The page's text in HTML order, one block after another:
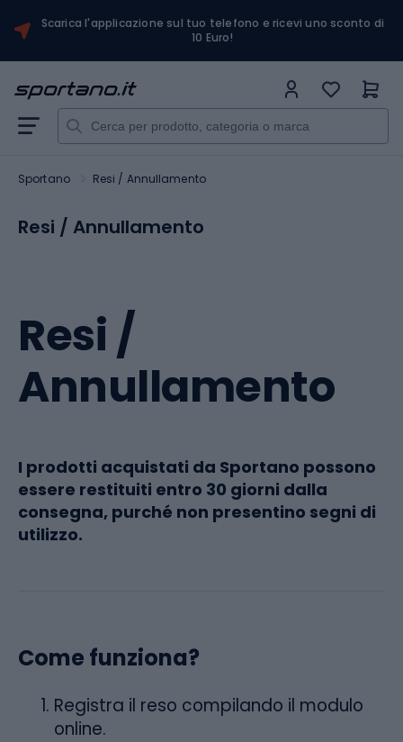
Scarica l'applicazione sul tuo telefono e ricevi uno sconto di
10 Euro!
Sportano Resi / Annullamento
Resi / Annullamento
Resi /
Annullamento
I prodotti acquistati da Sportano possono
essere restituiti entro 30 giorni dalla
consegna, purché non presentino segni di
utilizzo.
Come funziona?
Registra il reso compilando il modulo
online.